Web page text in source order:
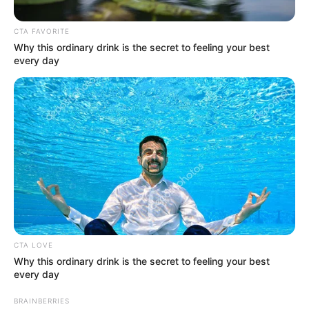
Tomado de Freepik
Romero: Cómo usarlo para ayudar a la memoria
Por: Natalia Espitia Salazar
Octubre 20, 2023
CTA FAVORITE
Why this ordinary drink is the secret to feeling your best
every day
CTA LOVE
Why this ordinary drink is the secret to feeling your best
every day
BRAINBERRIES